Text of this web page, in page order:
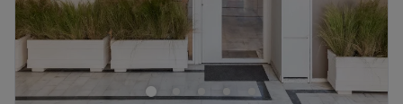
Το ινστιτούτο αισθητικής CasaDerm στη Γλυφάδα συνδυάζει
την επιστημονική προσέγγιση με την άνεση και τη σιγουριά
που αισθάνεσαι στο σπίτι σου. Δημιούργησαν ένα μοντέρνο
και φιλόξενο περιβάλλον για τους επισκέπτες τους και το